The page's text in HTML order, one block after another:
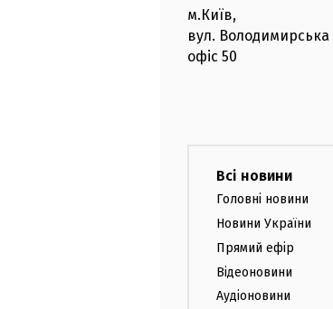
м.Київ,
вул. Володимирська
офіс 50
Всі новини
Головні новини
Новини України
Прямий ефір
Відеоновини
Аудіоновини